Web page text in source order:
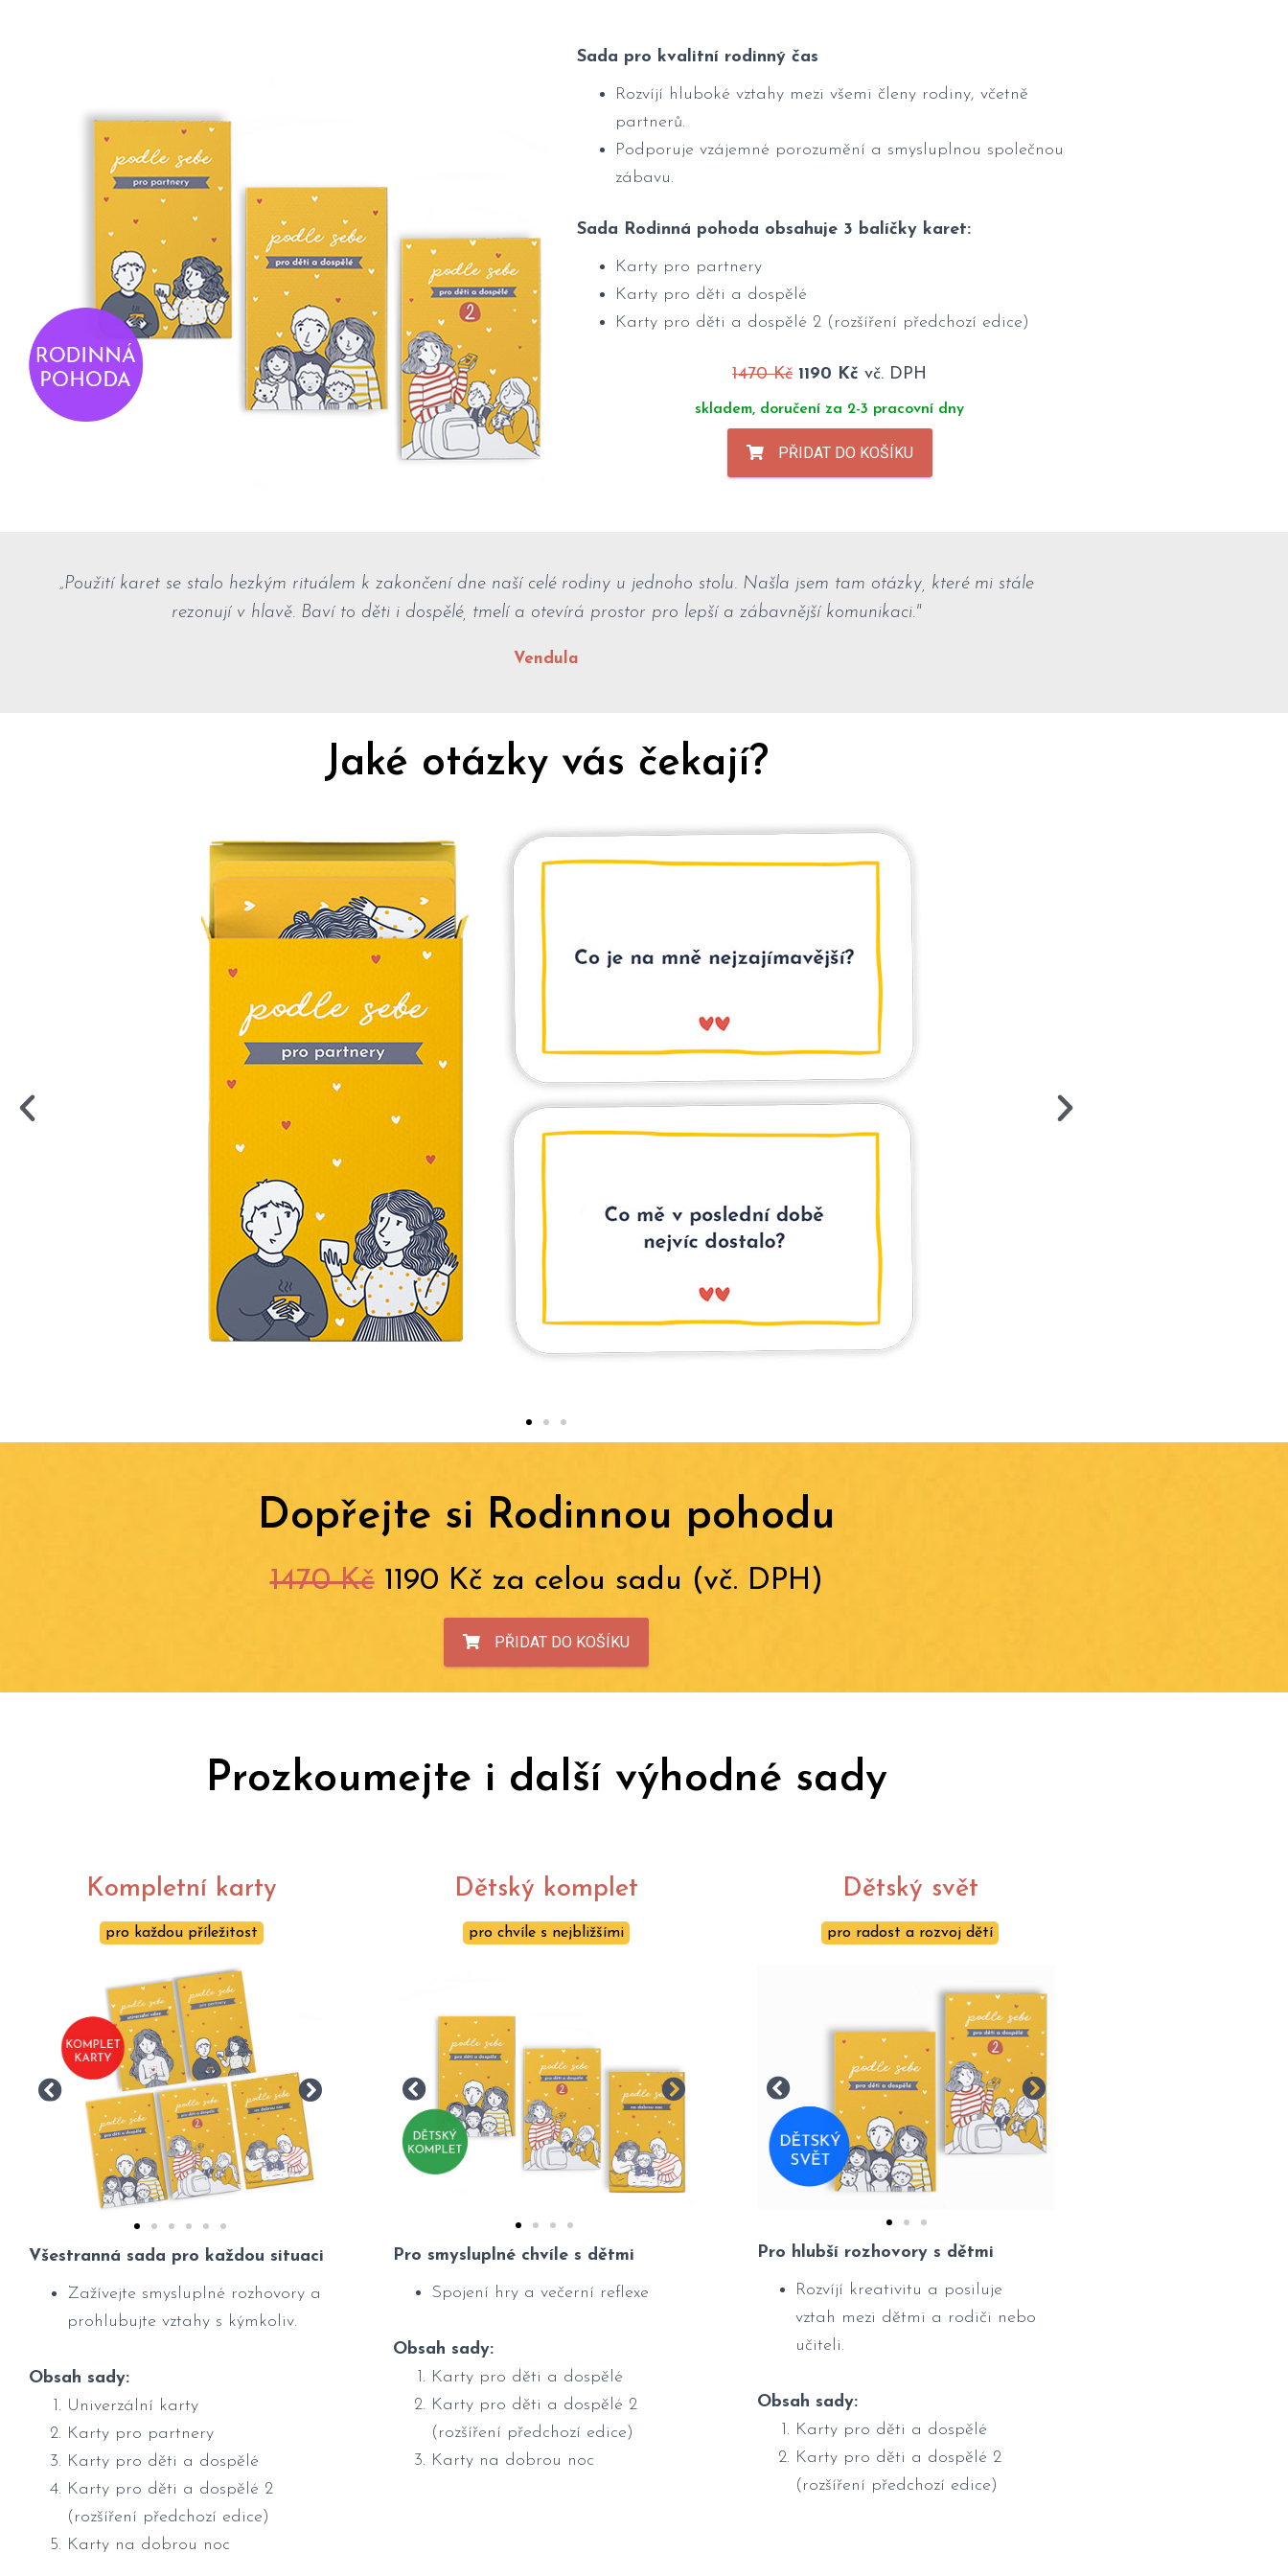
Sada pro kvalitní rodinný čas
Rozvíjí hluboké vztahy mezi všemi členy rodiny, včetně
partnerů.
Podporuje vzájemné porozumění a smysluplnou společnou
zábavu.
Sada Rodinná pohoda obsahuje 3 balíčky karet:
Karty pro partnery
Karty pro děti a dospělé
Karty pro děti a dospělé 2 (rozšíření předchozí edice)
1470 Kč1190 Kčvč. DPH
skladem, doručení za 2-3 pracovní dny
PŘIDAT DO KOŠÍKU
„Použití karet se stalo hezkým rituálem k zakončení dne naší celé rodiny u jednoho stolu. Našla jsem tam otázky, které mi stále
rezonují v hlavě. Baví to děti i dospělé, tmelí a otevírá prostor pro lepší a zábavnější komunikaci."
Vendula
Jaké otázky vás čekají?
Dopřejte si Rodinnou pohodu
1470 Kč1190 Kč za celou sadu (vč. DPH)
PŘIDAT DO KOŠÍKU
Prozkoumejte i další výhodné sady
Kompletní karty
pro každou příležitost
Všestranná sada pro každou situaci
Zažívejte smysluplné rozhovory a
prohlubujte vztahy s kýmkoliv.
Obsah sady:
Univerzální karty
Karty pro partnery
Karty pro děti a dospělé
Karty pro děti a dospělé 2
(rozšíření předchozí edice)
Karty na dobrou noc
Dětský komplet
pro chvíle s nejbližšími
Pro smysluplné chvíle s dětmi
Spojení hry a večerní reflexe
Obsah sady:
Karty pro děti a dospělé
Karty pro děti a dospělé 2
(rozšíření předchozí edice)
Karty na dobrou noc
Dětský svět
pro radost a rozvoj dětí
Pro hlubší rozhovory s dětmi
Rozvíjí kreativitu a posiluje
vztah mezi dětmi a rodiči nebo
učiteli.
Obsah sady:
Karty pro děti a dospělé
Karty pro děti a dospělé 2
(rozšíření předchozí edice)